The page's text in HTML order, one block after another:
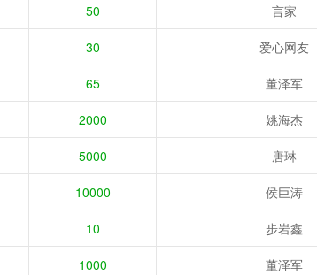
50 言家
30 爱心网友
65 董泽军
2000 姚海杰
5000 唐琳
10000 侯巨涛
10 步岩鑫
1000 董泽军